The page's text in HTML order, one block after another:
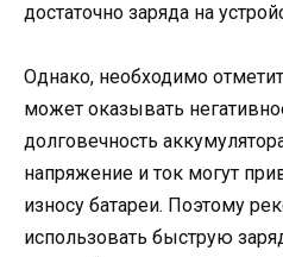
достаточно заряда на
Однако, необходимо
может оказывать
долговечность
напряжение и ток могут
износу батареи. Поэтому
использовать быструю